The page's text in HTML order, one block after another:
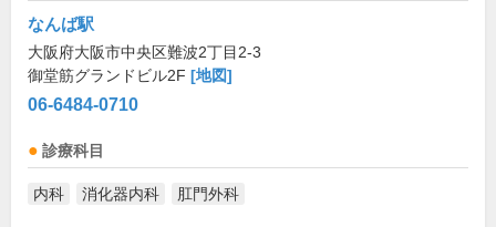
なんば駅
大阪府大阪市中央区難波2丁目2-3
御堂筋グランドビル2F [地図]
06-6484-0710
診療科目
内科 消化器内科 肛門外科